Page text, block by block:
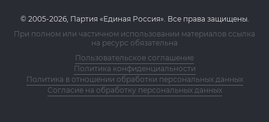
© 2005-2026, Партия «Единая Россия». Все права защищены.
При полном или частичном использовании материалов ссылка
на ресурс обязательна
Пользовательское соглашение
Политика конфиденциальности
Политика в отношении обработки персональных данных
Согласие на обработку персональных данных